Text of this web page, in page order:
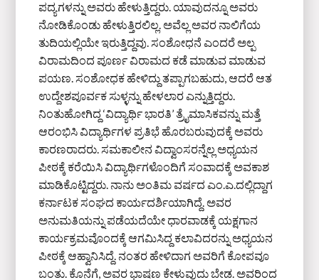
ಪದ್ಯಗಳನ್ನು ಅವರು ಹೇಳುತ್ತಿದ್ದರು. ಯಾವುದನ್ನೂ ಅವರು
ನೋಡಿಕೊಂಡು ಹೇಳುತ್ತಿರಲಿಲ್ಲ. ಅವೆಲ್ಲ ಅವರ ನಾಲಿಗೆಯ
ತುದಿಯಲ್ಲಿಯೇ ಇರುತ್ತಿದ್ದವು. ಸಂಶೋಧನೆ ಎಂದರೆ ಅಲ್ಪ
ವಿರಾಮದಿಂದ ಪೂರ್ಣ ವಿರಾಮದ ಕಡೆ ಮಾಡುವ ಮಾಡುವ
ಪಯಣ. ಸಂಶೋಧಕ ಹೇಳಿದ್ದು ತಪ್ಪಾಗಬಹುದು, ಆದರೆ ಆತ
ಉದ್ದೇಶಪೂರ್ವಕ ಸುಳ್ಳನ್ನು ಹೇಳಲಾರ ಎನ್ನುತ್ತಿದ್ದರು.
ನಿಂತುಹೋಗಿದ್ದ ‘ವಿದ್ಯಾರ್ಥಿ ಭಾರತಿ’ ತ್ರೈಮಾಸಿಕವನ್ನು ಮತ್ತೆ
ಆರಂಭಿಸಿ ವಿದ್ಯಾರ್ಥಿಗಳ ಪ್ರತಿಭೆ ಹೊರಬರುವುದಕ್ಕೆ ಅವರು
ಕಾರಣರಾದರು. ಸಮಕಾಲೀನ ವಿದ್ವಾಂಸರನ್ನೆಲ್ಲ ಅಧ್ಯಯನ
ಪೀಠಕ್ಕೆ ಕರೆಯಿಸಿ ವಿದ್ಯಾರ್ಥಿಗಳೊಂದಿಗೆ ಸಂವಾದಕ್ಕೆ ಅವಕಾಶ
ಮಾಡಿಕೊಟ್ಟಿದ್ದರು. ನಾನು ಅಂತಿಮ ವರ್ಷದ ಎಂ.ಎ.ದಲ್ಲಿದ್ದಾಗ
ಕರ್ನಾಟಕ ಸಂಘದ ಕಾರ್ಯದರ್ಶಿಯಾಗಿದ್ದೆ. ಅವರ
ಅನುಮತಿಯನ್ನು ಪಡೆಯದೆಯೇ ಧಾರವಾಡಕ್ಕೆ ಯಕ್ಷಗಾನ
ಕಾರ್ಯಕ್ರಮವೊಂದಕ್ಕೆ ಆಗಮಿಸಿದ್ದ ಕಲಾವಿದರನ್ನು ಅಧ್ಯಯನ
ಪೀಠಕ್ಕೆ ಆಹ್ವಾನಿಸಿದ್ದೆ. ನಂತರ ಹೇಳಿದಾಗ ಅವರಿಗೆ ಕೋಪವೂ
ಬಂತು. ಕೊನೆಗೆ, ಅವರ ಭಾಷಣ ಕೇಳುವುದು ಬೇಡ. ಅವರಿಂದ